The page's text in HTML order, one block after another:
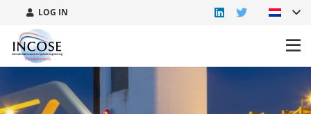
LOG IN